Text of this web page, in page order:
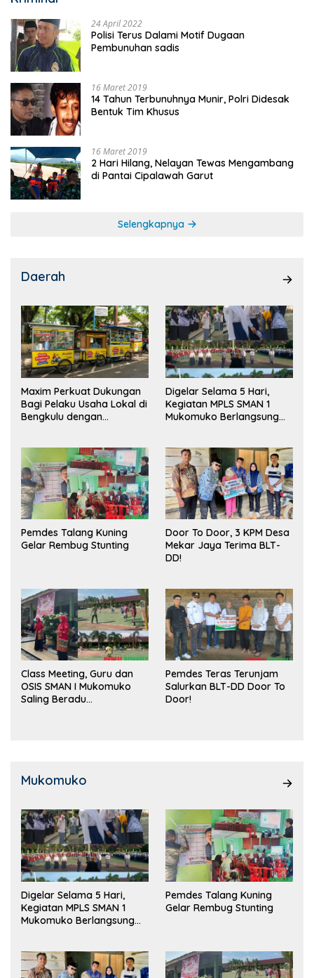
24 April 2022
Polisi Terus Dalami Motif Dugaan
Pembunuhan sadis
16 Maret 2019
14 Tahun Terbunuhnya Munir, Polri Didesak
Bentuk Tim Khusus
16 Maret 2019
2 Hari Hilang, Nelayan Tewas Mengambang
di Pantai Cipalawah Garut
Selengkapnya
Daerah
Maxim Perkuat Dukungan
Bagi Pelaku Usaha Lokal di
Bengkulu dengan
Pasar
Digelar Selama 5 Hari,
Kegiatan MPLS SMAN 1
Mukomuko Berlangsung
Pemdes Talang Kuning
Gelar Rembug Stunting
Door To Door, 3 KPM Desa
Mekar Jaya Terima BLT-
DD!
Class Meeting, Guru dan
OSIS SMAN I Mukomuko
Saling Beradu
Pemdes Teras Terunjam
Salurkan BLT-DD Door To
Door!
Mukomuko
Digelar Selama 5 Hari,
Kegiatan MPLS SMAN 1
Mukomuko Berlangsung
Pemdes Talang Kuning
Gelar Rembug Stunting